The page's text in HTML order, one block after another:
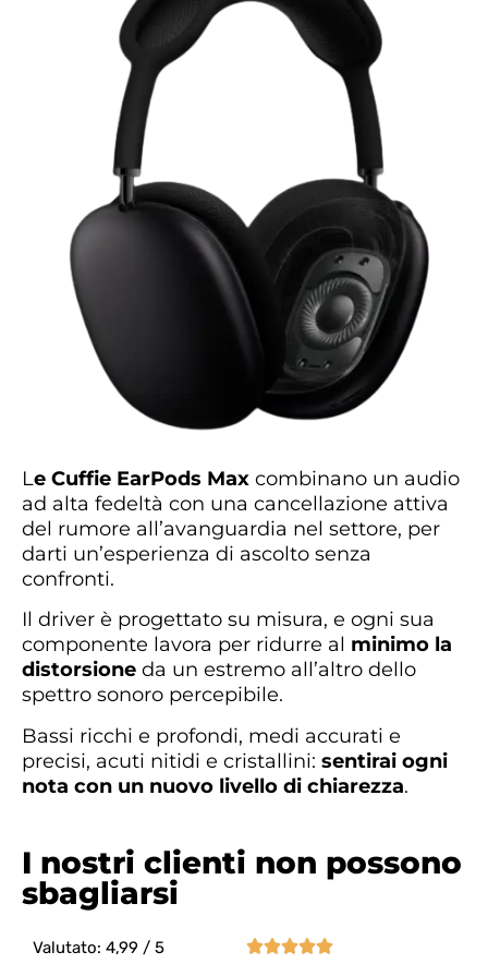
Le Cuffie EarPods Max combinano un audio
ad alta fedeltà con una cancellazione attiva
del rumore all’avanguardia nel settore, per
darti un’esperienza di ascolto senza
confronti.
Il driver è progettato su misura, e ogni sua
componente lavora per ridurre al minimo la
distorsione da un estremo all’altro dello
spettro sonoro percepibile.
Bassi ricchi e profondi, medi accurati e
precisi, acuti nitidi e cristallini: sentirai ogni
nota con un nuovo livello di chiarezza.
I nostri clienti non possono
sbagliarsi
Valutato: 4,99 / 5 